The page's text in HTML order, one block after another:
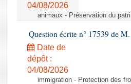
04/08/2026
animaux - Préservation du
Question écrite n° 17539 de
Date de
dépôt :
04/08/2026
immigration - Protection des